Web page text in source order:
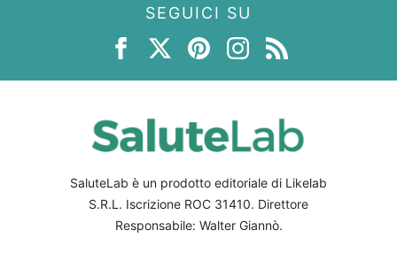
SEGUICI SU
SaluteLab è un prodotto editoriale di Likelab
S.R.L. Iscrizione ROC 31410. Direttore
Responsabile: Walter Giannò.